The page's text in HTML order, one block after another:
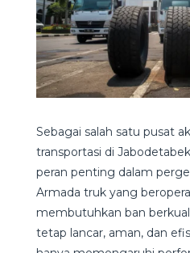
Sebagai salah satu pusat
transportasi di
peran penting dalam
Armada truk yang
membutuhkan ban
tetap lancar, aman, dan